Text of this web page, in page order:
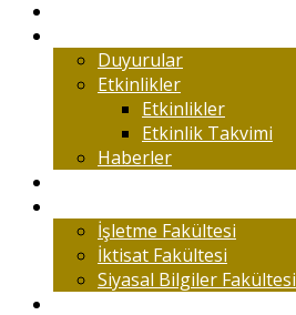
Duyurular
Etkinlikler
Etkinlikler
Etkinlik Takvimi
Haberler
İşletme Fakültesi
İktisat Fakültesi
Siyasal Bilgiler Fakültesi